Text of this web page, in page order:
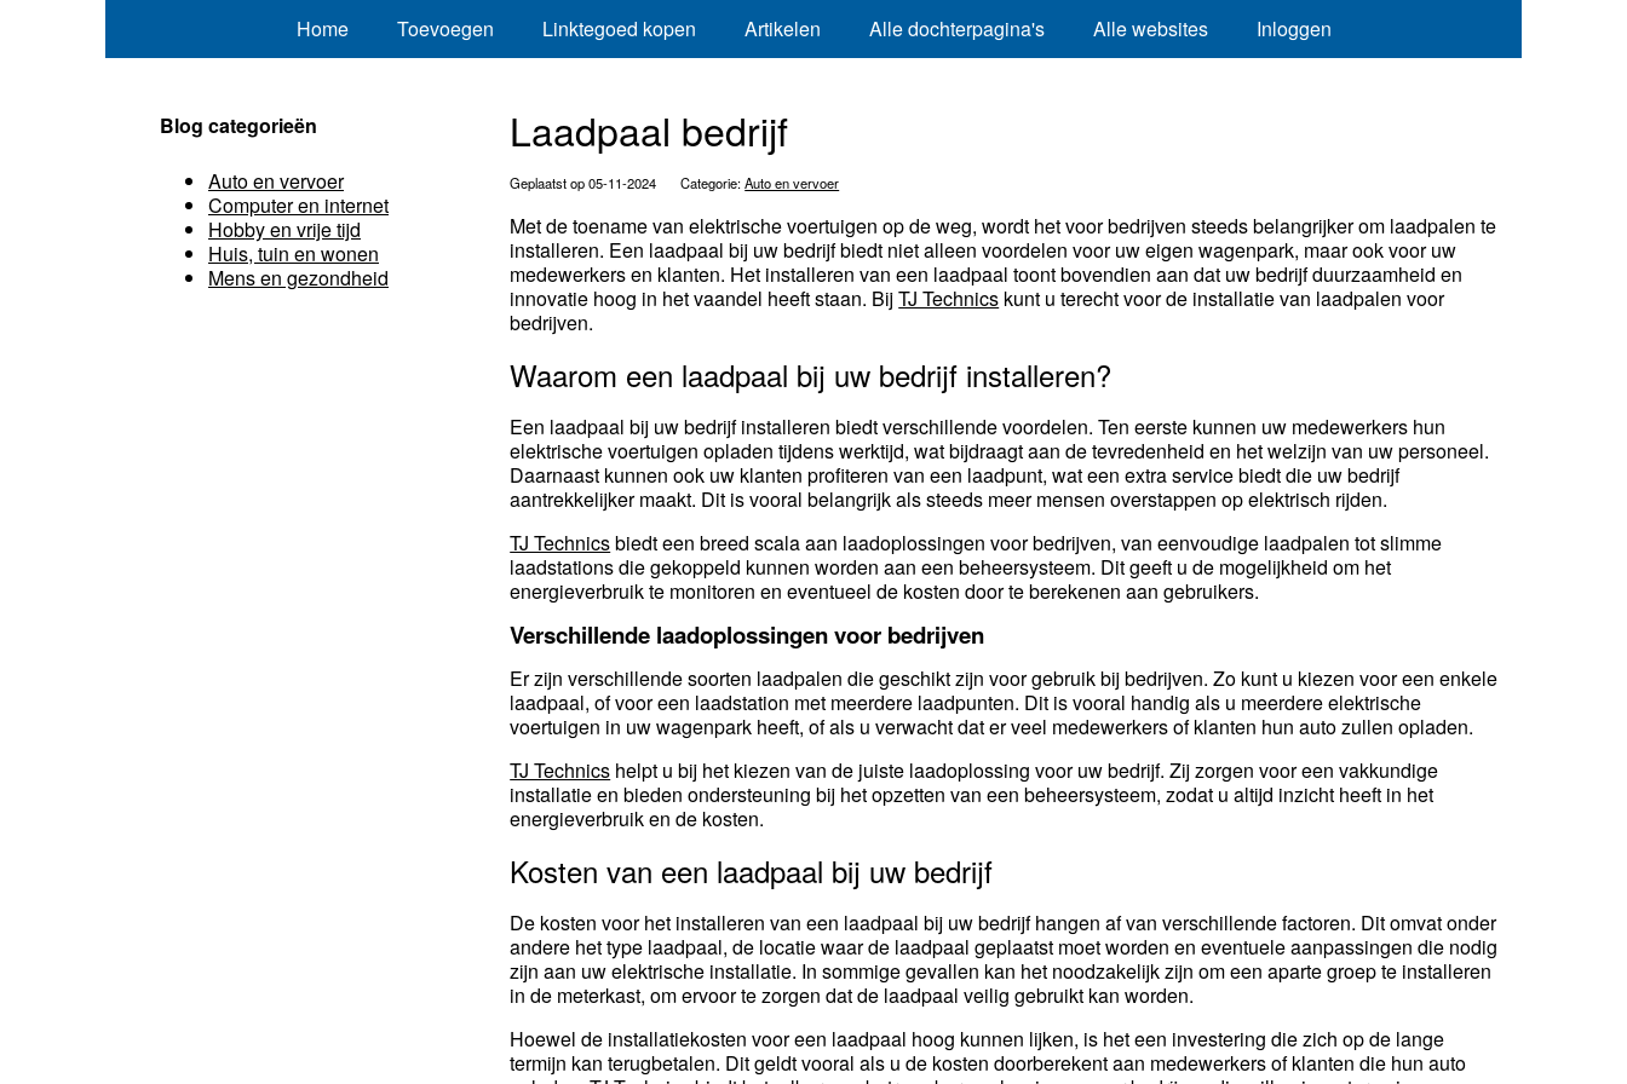
Home Toevoegen Linktegoed kopen Artikelen Alle dochterpagina's Alle websites Inloggen
Laadpaal bedrijf
Geplaatst op 05-11-2024 Categorie:Auto en vervoer
Met de toename van elektrische voertuigen op de weg, wordt het voor bedrijven steeds belangrijker om laadpalen te
installeren. Een laadpaal bij uw bedrijf biedt niet alleen voordelen voor uw eigen wagenpark, maar ook voor uw
medewerkers en klanten. Het installeren van een laadpaal toont bovendien aan dat uw bedrijf duurzaamheid en
innovatie hoog in het vaandel heeft staan. BijTJ Technics kunt u terecht voor de installatie van laadpalen voor
bedrijven.
Waarom een laadpaal bij uw bedrijf installeren?
Een laadpaal bij uw bedrijf installeren biedt verschillende voordelen. Ten eerste kunnen uw medewerkers hun
elektrische voertuigen opladen tijdens werktijd, wat bijdraagt aan de tevredenheid en het welzijn van uw personeel.
Daarnaast kunnen ook uw klanten profiteren van een laadpunt, wat een extra service biedt die uw bedrijf
aantrekkelijker maakt. Dit is vooral belangrijk als steeds meer mensen overstappen op elektrisch rijden.
TJ Technicsbiedt een breed scala aan laadoplossingen voor bedrijven, van eenvoudige laadpalen tot slimme
laadstations die gekoppeld kunnen worden aan een beheersysteem. Dit geeft u de mogelijkheid om het
energieverbruik te monitoren en eventueel de kosten door te berekenen aan gebruikers.
Verschillende laadoplossingen voor bedrijven
Er zijn verschillende soorten laadpalen die geschikt zijn voor gebruik bij bedrijven. Zo kunt u kiezen voor een enkele
laadpaal, of voor een laadstation met meerdere laadpunten. Dit is vooral handig als u meerdere elektrische
voertuigen in uw wagenpark heeft, of als u verwacht dat er veel medewerkers of klanten hun auto zullen opladen.
TJ Technics helpt u bij het kiezen van de juiste laadoplossing voor uw bedrijf. Zij zorgen voor een vakkundige
installatie en bieden ondersteuning bij het opzetten van een beheersysteem, zodat u altijd inzicht heeft in het
energieverbruik en de kosten.
Kosten van een laadpaal bij uw bedrijf
De kosten voor het installeren van een laadpaal bij uw bedrijf hangen af van verschillende factoren. Dit omvat onder
andere het type laadpaal, de locatie waar de laadpaal geplaatst moet worden en eventuele aanpassingen die nodig
zijn aan uw elektrische installatie. In sommige gevallen kan het noodzakelijk zijn om een aparte groep te installeren
in de meterkast, om ervoor te zorgen dat de laadpaal veilig gebruikt kan worden.
Hoewel de installatiekosten voor een laadpaal hoog kunnen lijken, is het een investering die zich op de lange
termijn kan terugbetalen. Dit geldt vooral als u de kosten doorberekent aan medewerkers of klanten die hun auto
Blog categorieën
Auto en vervoer
Computer en internet
Hobby en vrije tijd
Huis, tuin en wonen
Mens en gezondheid